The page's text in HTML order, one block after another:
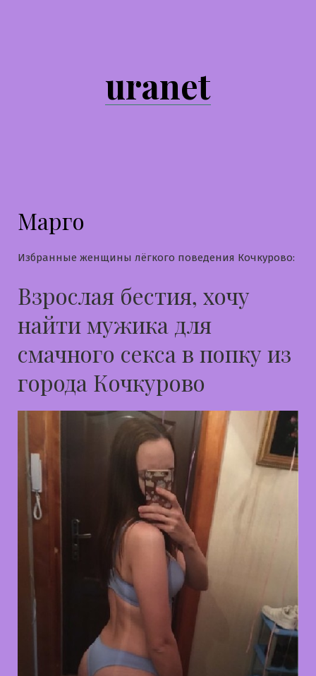
uranet
Марго
Избранные женщины лёгкого поведения Кочкурово:
Взрослая бестия, хочу
найти мужика для
смачного секса в попку из
города Кочкурово